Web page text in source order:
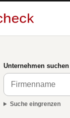
Unternehmen suchen
Suche eingrenzen